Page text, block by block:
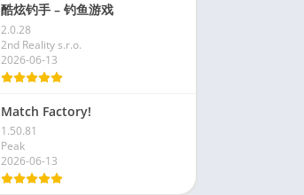
酷炫钓手 – 钓鱼游戏
2.0.28
2nd Reality s.r.o.
2026-06-13
Match Factory!
1.50.81
Peak
2026-06-13